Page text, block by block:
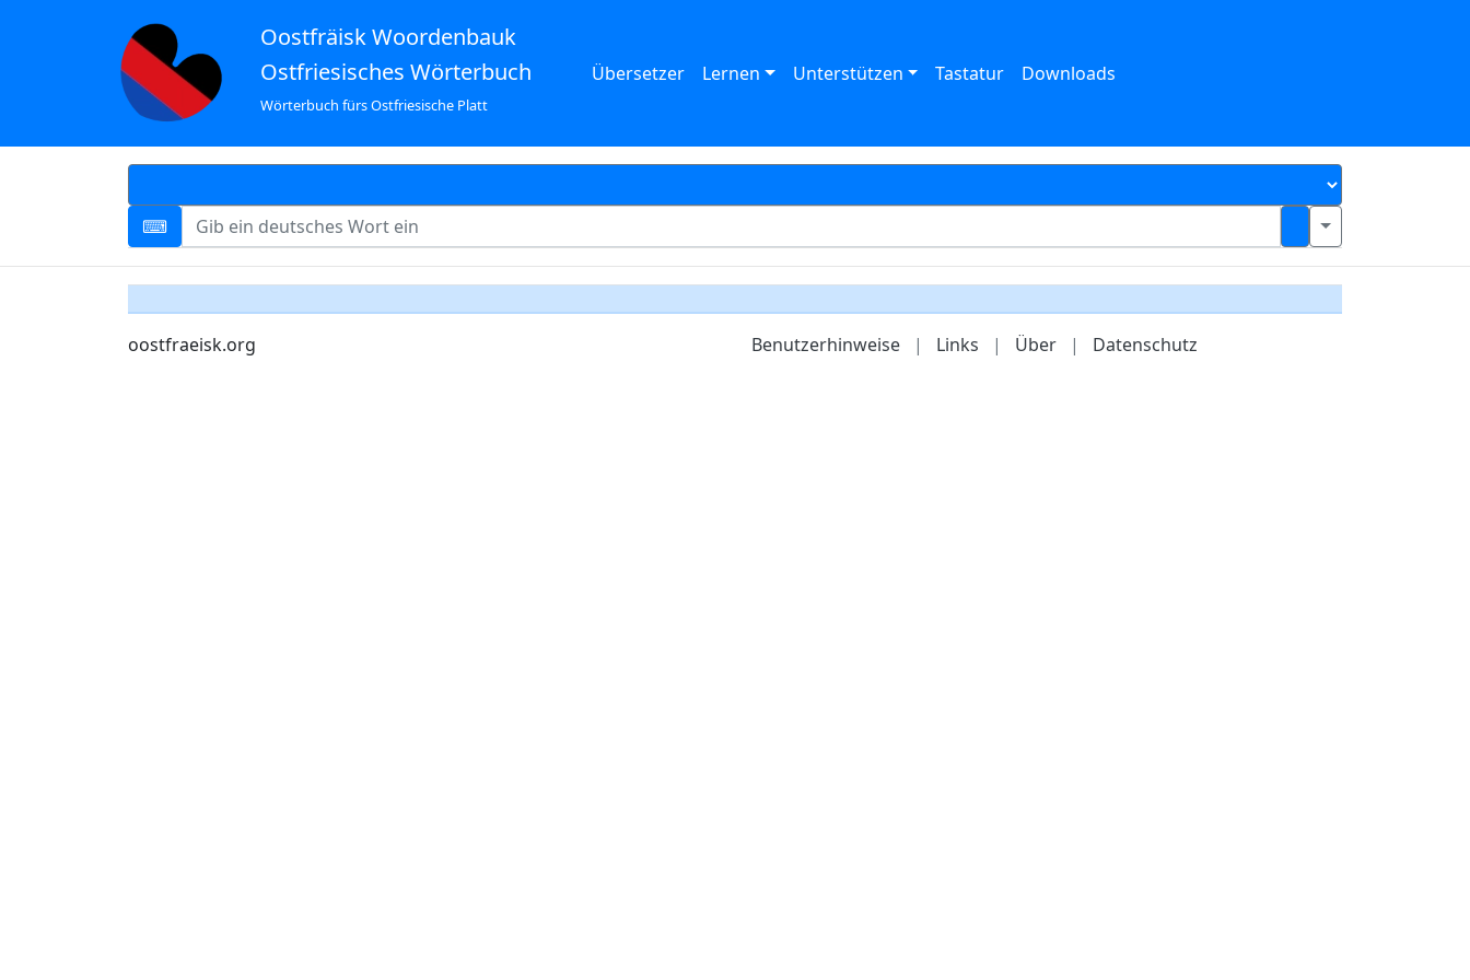
Oostfräisk Woordenbauk
Ostfriesisches Wörterbuch
Wörterbuch fürs Ostfriesische Platt
Übersetzer Lernen Unterstützen Tastatur Downloads
oostfraeisk.org Benutzerhinweise | Links | Über | Datenschutz